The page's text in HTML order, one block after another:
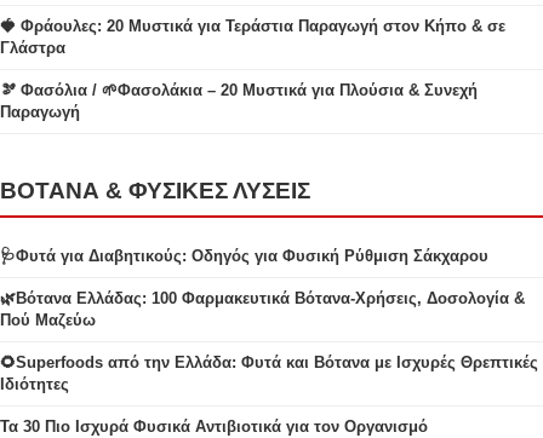
🍓 Φράουλες: 20 Μυστικά για Τεράστια Παραγωγή στον Κήπο & σε
Γλάστρα
🫘 Φασόλια / 🌱Φασολάκια – 20 Μυστικά για Πλούσια & Συνεχή
Παραγωγή
ΒΟΤΑΝΑ & ΦΥΣΙΚΕΣ ΛΥΣΕΙΣ
🩺Φυτά για Διαβητικούς: Οδηγός για Φυσική Ρύθμιση Σάκχαρου
🌿Βότανα Ελλάδας: 100 Φαρμακευτικά Βότανα-Χρήσεις, Δοσολογία &
Πού Μαζεύω
🌻Superfoods από την Ελλάδα: Φυτά και Βότανα με Ισχυρές Θρεπτικές
Ιδιότητες
Τα 30 Πιο Ισχυρά Φυσικά Αντιβιοτικά για τον Οργανισμό